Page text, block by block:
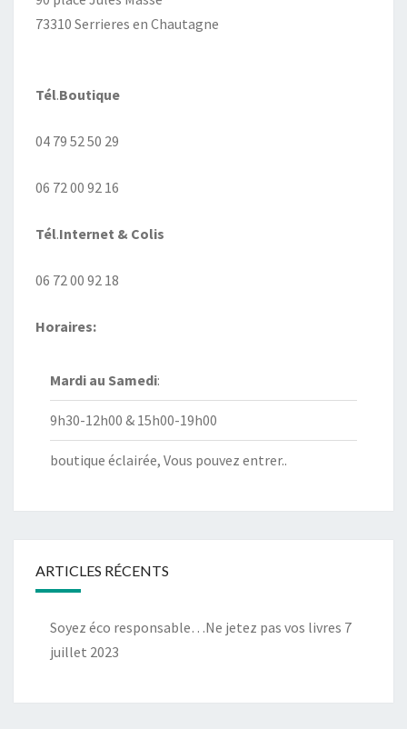
73310 Serrieres en Chautagne
Tél.Boutique
04 79 52 50 29
06 72 00 92 16
Tél.Internet & Colis
06 72 00 92 18
Horaires:
Mardi au Samedi:
9h30-12h00 & 15h00-19h00
boutique éclairée, Vous pouvez entrer..
ARTICLES RÉCENTS
Soyez éco responsable…Ne jetez pas vos livres 7
juillet 2023